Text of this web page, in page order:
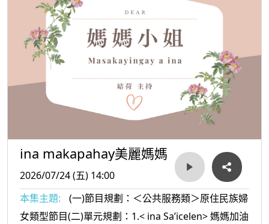
ina makapahay美麗媽媽
2026/07/24 (五) 14:00
本集主題:
(一)節目規劃：＜公共服務類＞原住民族婦
女類型節目(二)單元規劃：1.< ina Sa’icelen> 媽媽加油